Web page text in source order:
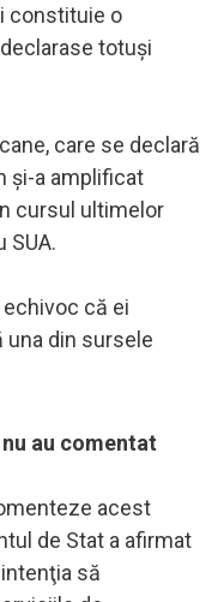
constituie o
totuşi
care se declară
şi-a amplificat
cursul ultimelor
SUA.
că ei
una din sursele
au comentat
acest
de Stat a afirmat
să